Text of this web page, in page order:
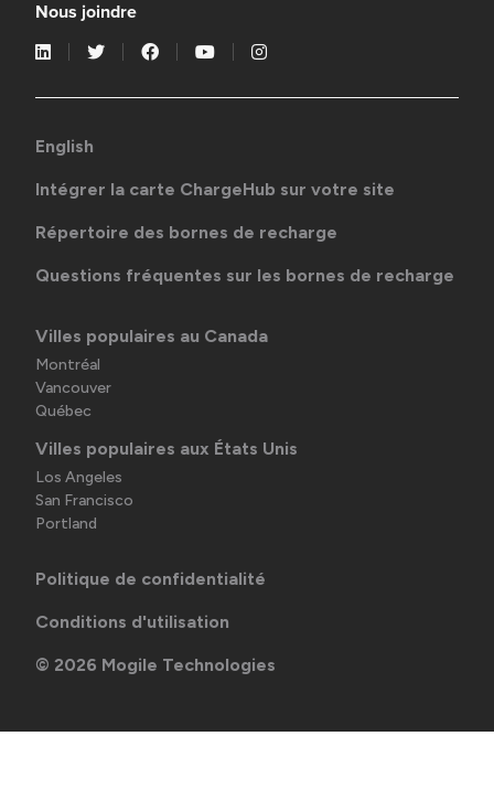
Nous joindre
English
Intégrer la carte ChargeHub sur votre site
Répertoire des bornes de recharge
Questions fréquentes sur les bornes de recharge
Villes populaires au Canada
Montréal
Vancouver
Québec
Villes populaires aux États Unis
Los Angeles
San Francisco
Portland
Politique de confidentialité
Conditions d'utilisation
© 2026 Mogile Technologies